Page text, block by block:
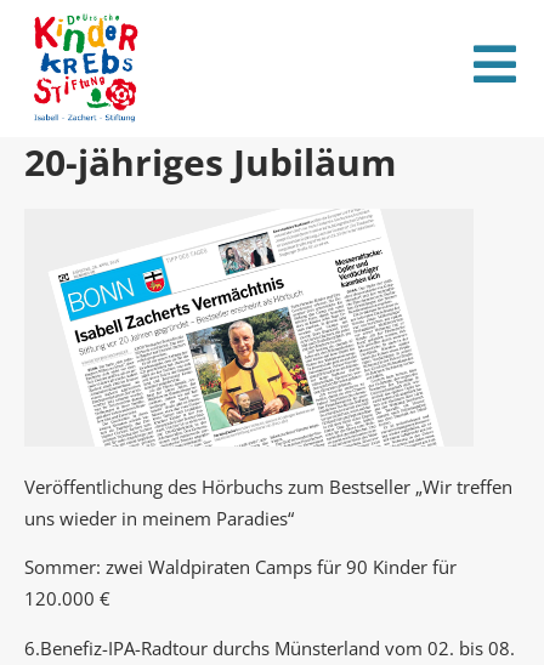
20-jähriges Jubiläum
Veröffentlichung des Hörbuchs zum Bestseller „Wir treffen
uns wieder in meinem Paradies“
Sommer: zwei Waldpiraten Camps für 90 Kinder für
120.000 €
6.Benefiz-IPA-Radtour durchs Münsterland vom 02. bis 08.